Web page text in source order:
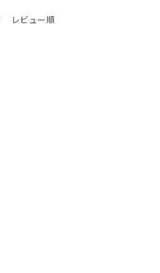
レビュー順